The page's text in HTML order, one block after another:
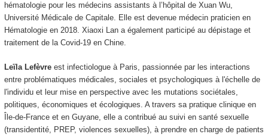
hématologie pour les médecins assistants à l’hôpital de Xuan Wu,
Université Médicale de Capitale. Elle est devenue médecin praticien en
Hématologie en 2018. Xiaoxi Lan a également participé au dépistage et
traitement de la Covid-19 en Chine.
Leïla Lefèvreest infectiologue à Paris, passionnée par les interactions
entre problématiques médicales, sociales et psychologiques à l'échelle de
l'individu et leur mise en perspective avec les mutations sociétales,
politiques, économiques et écologiques. A travers sa pratique clinique en
Île-de-France et en Guyane, elle a contribué au suivi en santé sexuelle
(transidentité, PREP, violences sexuelles), à prendre en charge de patients